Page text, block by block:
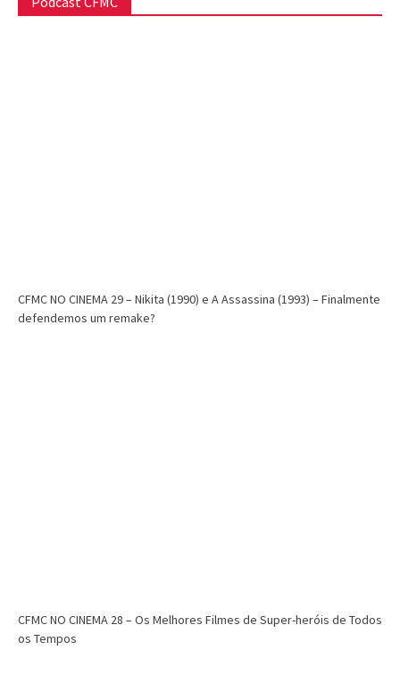
CFMC NO CINEMA 29 – Nikita (1990) e A Assassina (1993) – Finalmente
defendemos um remake?
CFMC NO CINEMA 28 – Os Melhores Filmes de Super-heróis de Todos
os Tempos